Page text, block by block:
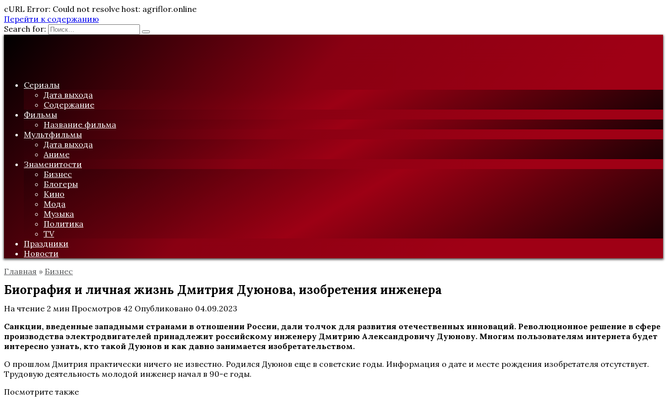
cURL Error: Could not resolve host: agriflor.online
Перейти к содержанию
Search for:
Сериалы
Дата выхода
Содержание
Фильмы
Название фильма
Мультфильмы
Дата выхода
Аниме
Знаменитости
Бизнес
Блогеры
Кино
Мода
Музыка
Политика
TV
Праздники
Новости
Главная » Бизнес
Биография и личная жизнь Дмитрия Дуюнова, изобретения инженера
На чтение 2 мин Просмотров 42 Опубликовано 04.09.2023
Санкции, введенные западными странами в отношении России, дали толчок для развития отечественных инноваций. Революционное решение в сфере
производства электродвигателей принадлежит российскому инженеру Дмитрию Александровичу Дуюнову. Многим пользователям интернета будет
интересно узнать, кто такой Дуюнов и как давно занимается изобретательством.
О прошлом Дмитрия практически ничего не известно. Родился Дуюнов еще в советские годы. Информация о дате и месте рождения изобретателя отсутствует.
Трудовую деятельность молодой инженер начал в 90-е годы.
Посмотрите также